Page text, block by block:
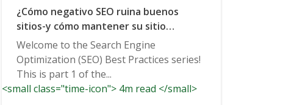
¿Cómo negativo SEO ruina buenos
sitios-y cómo mantener su sitio
buscando gran
Welcome to the Search Engine
Optimization (SEO) Best Practices series!
This is part 1 of the...
<small class="time-icon"> 4m read </small>